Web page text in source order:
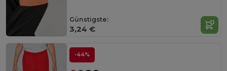
Günstigste:
3,24 €
-44%